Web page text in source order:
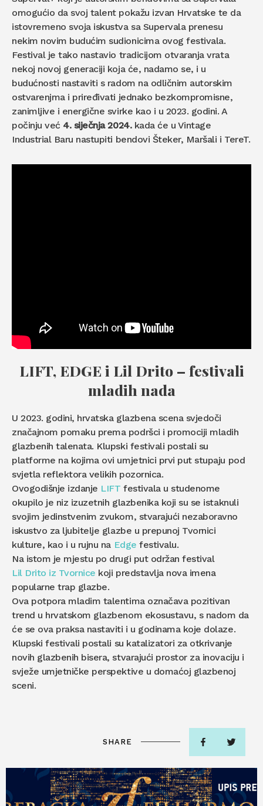
omogućio da svoj talent pokažu izvan Hrvatske te da
istovremeno svoja iskustva sa Supervala prenesu
nekim novim budućim sudionicima ovog festivala.
Festival je tako nastavio tradicijom otvaranja vrata
nekoj novoj generaciji koja će, nadamo se, i u
budućnosti nastaviti s radom na odličnim autorskim
ostvarenjma i priređivati jednako bezkompromisne,
zanimljive i energične svirke kao i u 2023. godini. A
počinju već 4. siječnja 2024.kada će u Vintage
Industrial Baru nastupiti bendovi Šteker, Maršali i TereT.
LIFT, EDGE i Lil Drito – festivali
mladih nada
U 2023. godini, hrvatska glazbena scena svjedoči
značajnom pomaku prema podršci i promociji mladih
glazbenih talenata. Klupski festivali postali su
platforme na kojima ovi umjetnici prvi put stupaju pod
svjetla reflektora velikih pozornica.
Ovogodišnje izdanje LIFT festivala u studenome
okupilo je niz izuzetnih glazbenika koji su se istaknuli
svojim jedinstvenim zvukom, stvarajući nezaboravno
iskustvo za ljubitelje glazbe u prepunoj Tvornici
kulture, kao i u rujnu na Edge festivalu.
Na istom je mjestu po drugi put održan festival
Lil Drito iz Tvornice koji predstavlja nova imena
popularne trap glazbe.
Ova potpora mladim talentima označava pozitivan
trend u hrvatskom glazbenom ekosustavu, s nadom da
će se ova praksa nastaviti i u godinama koje dolaze.
Klupski festivali postali su katalizatori za otkrivanje
novih glazbenih bisera, stvarajući prostor za inovaciju i
svježe umjetničke perspektive u domaćoj glazbenoj
sceni.
SHARE